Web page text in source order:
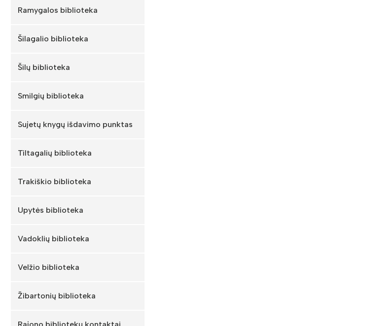
Ramygalos biblioteka
Šilagalio biblioteka
Šilų biblioteka
Smilgių biblioteka
Sujetų knygų išdavimo punktas
Tiltagalių biblioteka
Trakiškio biblioteka
Upytės biblioteka
Vadoklių biblioteka
Velžio biblioteka
Žibartonių biblioteka